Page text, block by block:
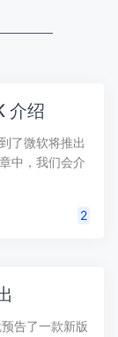
介绍
了微软将推出
中，我们会介
2
告了一款新版